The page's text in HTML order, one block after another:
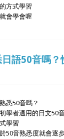
方式學習
會學會喔
語50音嗎
悉50音嗎？
學者適用的日文50
學習
50音熟悉度就會逐